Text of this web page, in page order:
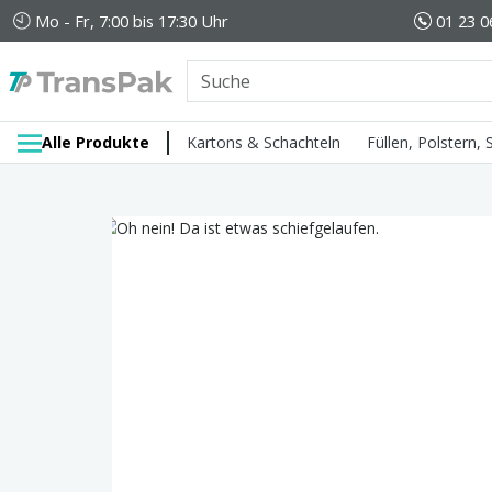
Mo - Fr, 7:00 bis 17:30 Uhr 01 23
Alle Produkte Kartons & Schachteln Füllen, Polstern,